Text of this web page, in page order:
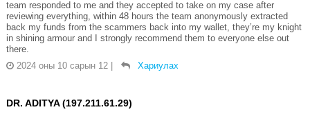
team responded to me and they accepted to take on my case after
reviewing everything, within 48 hours the team anonymously extracted
back my funds from the scammers back into my wallet, they’re my knight
in shining armour and I strongly recommend them to everyone else out
there.
2024 оны 10 сарын 12
Хариулах
DR. ADITYA (197.211.61.29)